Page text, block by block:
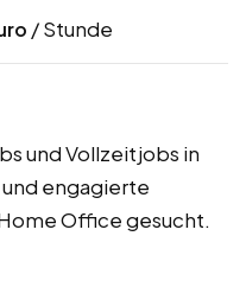
/ Stunde
und Vollzeitjobs in
engagierte
Office gesucht.